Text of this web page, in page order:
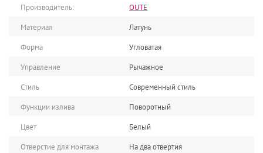
Производитель:
OUTE
Материал
Латунь
Форма
Угловатая
Управление
Рычажное
Стиль
Современный стиль
Функции излива
Поворотный
Цвет
Белый
Отверстие для монтажа
На два отвертия